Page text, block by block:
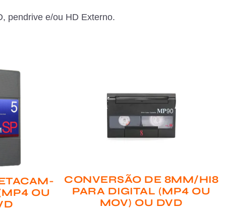
pendrive e/ou HD Externo.
OU
CONVERSÃO DE 8MM/HI8
PARA DIGITAL (MP4 OU
MOV) OU DVD